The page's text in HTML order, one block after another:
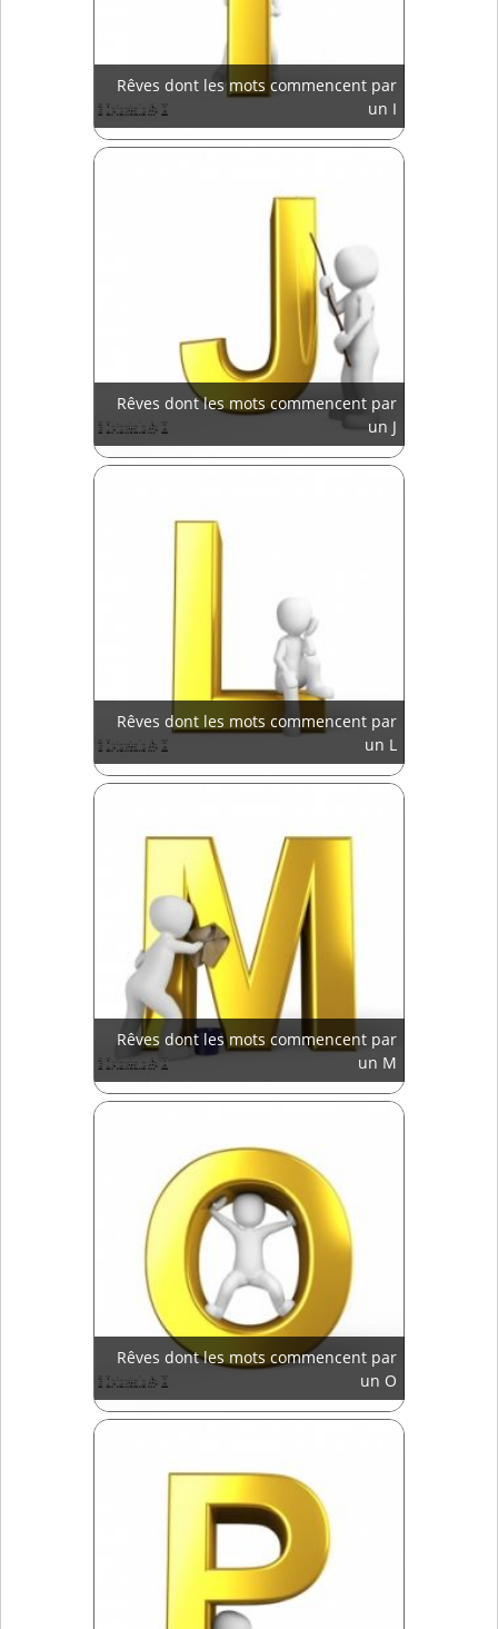
Rêves dont les mots commencent par
un I
Rêves dont les mots commencent par
un J
Rêves dont les mots commencent par
un L
Rêves dont les mots commencent par
un M
Rêves dont les mots commencent par
un O